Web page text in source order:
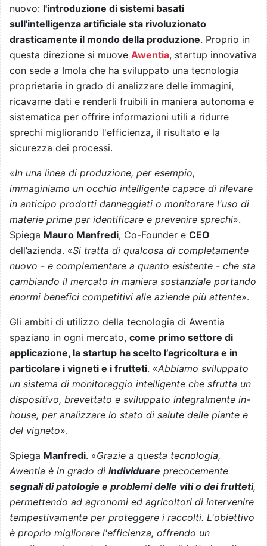
nuovo: l'introduzione di sistemi basati
sull'intelligenza artificiale sta rivoluzionato
drasticamente il mondo della produzione. Proprio in
questa direzione si muove Awentia, startup innovativa
con sede a Imola che ha sviluppato una tecnologia
proprietaria in grado di analizzare delle immagini,
ricavarne dati e renderli fruibili in maniera autonoma e
sistematica per offrire informazioni utili a ridurre
sprechi migliorando l'efficienza, il risultato e la
sicurezza dei processi.
«In una linea di produzione, per esempio,
immaginiamo un occhio intelligente capace di rilevare
in anticipo prodotti danneggiati o monitorare l'uso di
materie prime per identificare e prevenire sprechi».
Spiega Mauro Manfredi, Co-Founder e CEO
dell’azienda. «Si tratta di qualcosa di completamente
nuovo - e complementare a quanto esistente - che sta
cambiando il mercato in maniera sostanziale portando
enormi benefici competitivi alle aziende più attente».
Gli ambiti di utilizzo della tecnologia di Awentia
spaziano in ogni mercato, come primo settore di
applicazione, la startup ha scelto l’agricoltura e in
particolare i vigneti e i frutteti. «Abbiamo sviluppato
un sistema di monitoraggio intelligente che sfrutta un
dispositivo, brevettato e sviluppato integralmente in-
house, per analizzare lo stato di salute delle piante e
del vigneto».
Spiega Manfredi. «Grazie a questa tecnologia,
Awentia è in grado di individuare precocemente
segnali di patologie e problemi delle viti o dei frutteti,
permettendo ad agronomi ed agricoltori di intervenire
tempestivamente per proteggere i raccolti. L'obiettivo
è proprio migliorare l'efficienza, offrendo un